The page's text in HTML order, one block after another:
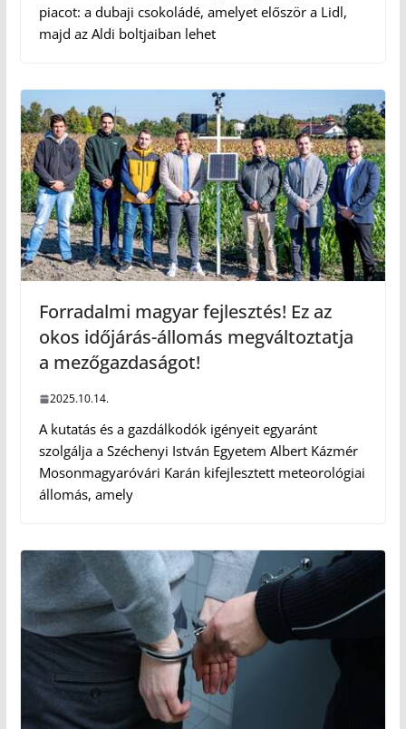
piacot: a dubaji csokoládé, amelyet először a Lidl,
majd az Aldi boltjaiban lehet
Forradalmi magyar fejlesztés! Ez az
okos időjárás-állomás megváltoztatja
a mezőgazdaságot!
2025.10.14.
A kutatás és a gazdálkodók igényeit egyaránt
szolgálja a Széchenyi István Egyetem Albert Kázmér
Mosonmagyaróvári Karán kifejlesztett meteorológiai
állomás, amely